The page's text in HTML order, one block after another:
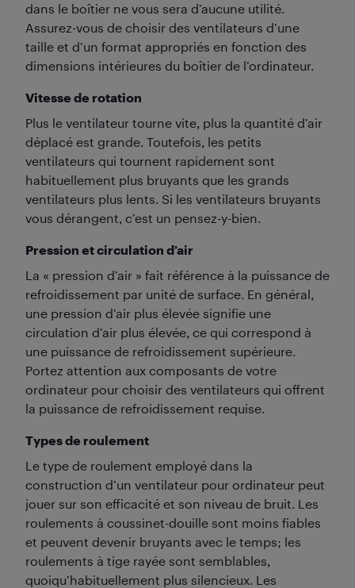
dans le boîtier ne vous sera d’aucune utilité.
Assurez-vous de choisir des ventilateurs d’une
taille et d’un format appropriés en fonction des
dimensions intérieures du boîtier de l’ordinateur.
Vitesse de rotation
Plus le ventilateur tourne vite, plus la quantité d’air
déplacé est grande. Toutefois, les petits
ventilateurs qui tournent rapidement sont
habituellement plus bruyants que les grands
ventilateurs plus lents. Si les ventilateurs bruyants
vous dérangent, c’est un pensez-y-bien.
Pression et circulation d’air
La « pression d’air » fait référence à la puissance de
refroidissement par unité de surface. En général,
une pression d’air plus élevée signifie une
circulation d’air plus élevée, ce qui correspond à
une puissance de refroidissement supérieure.
Portez attention aux composants de votre
ordinateur pour choisir des ventilateurs qui offrent
la puissance de refroidissement requise.
Types de roulement
Le type de roulement employé dans la
construction d’un ventilateur pour ordinateur peut
jouer sur son efficacité et son niveau de bruit. Les
roulements à coussinet-douille sont moins fiables
et peuvent devenir bruyants avec le temps; les
roulements à tige rayée sont semblables,
quoiqu’habituellement plus silencieux. Les